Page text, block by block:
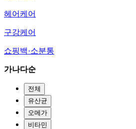
헤어케어
구강케어
쇼핑백·소분통
가나다순
전체
유산균
오메가
비타민